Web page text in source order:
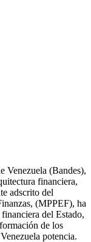
Venezuela (Bandes),
financiera,
adscrito del
(MPPEF), ha
del Estado,
de los
potencia.